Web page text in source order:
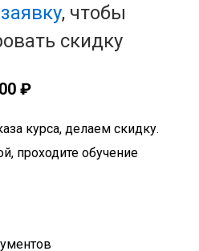
, чтобы
скидку
₽
курса, делаем скидку.
проходите обучение